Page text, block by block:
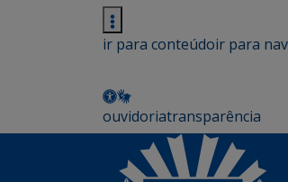
ir para conteúdoir para
ouvidoriatransparência